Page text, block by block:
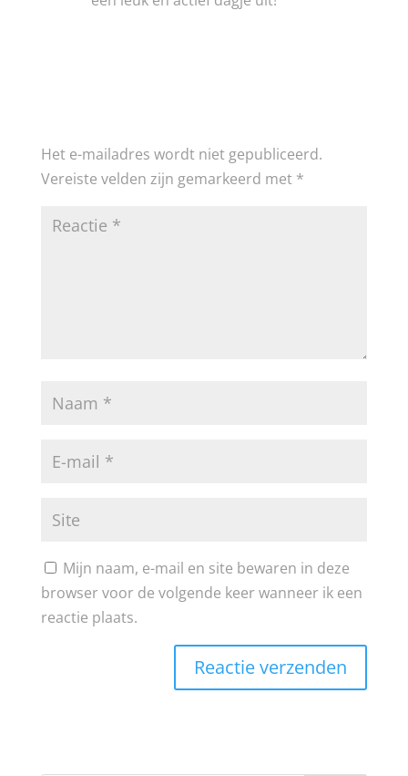
Het e-mailadres wordt niet gepubliceerd.
Vereiste velden zijn gemarkeerd met *
Mijn naam, e-mail en site bewaren in deze
browser voor de volgende keer wanneer ik een
reactie plaats.